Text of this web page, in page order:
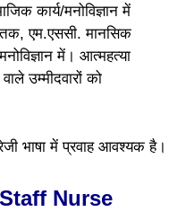
कार्य/मनोविज्ञान में
एम.एससी. मानसिक
में। आत्महत्या
उम्मीदवारों को
भाषा में प्रवाह आवश्यक है।
Nurse